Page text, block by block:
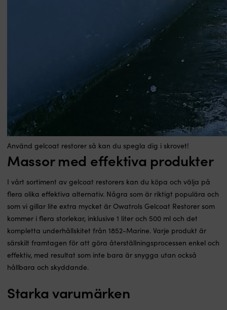
Använd gelcoat restorer så kan du spegla dig i skrovet!
Massor med effektiva produkter
I vårt sortiment av gelcoat restorers kan du köpa och välja på
flera olika effektiva alternativ. Några som är riktigt populära och
som vi gillar lite extra mycket är Owatrols Gelcoat Restorer som
kommer i flera storlekar, inklusive 1 liter och 500 ml och det
kompletta underhållskitet från 1852-Marine. Varje produkt är
särskilt framtagen för att göra återställningsprocessen enkel och
effektiv, med resultat som inte bara är snygga utan också
hållbara och skyddande.
Starka varumärken